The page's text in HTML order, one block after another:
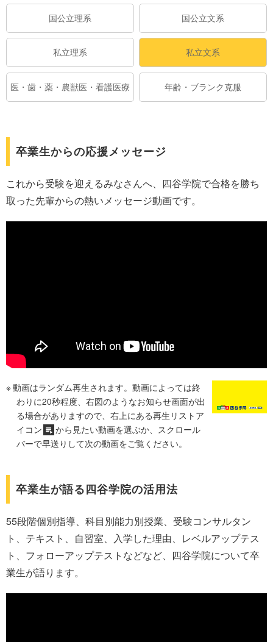
国公立理系 国公立文系
私立理系 私立文系
医・歯・薬・農獣医・看護医療 年齢・ブランク克服
卒業生からの応援メッセージ
これから受験を迎えるみなさんへ、四谷学院で合格を勝ち
取った先輩からの熱いメッセージ動画です。
動画はランダム再生されます。動画によっては終
わりに20秒程度、右図のようなお知らせ画面が出
る場合がありますので、右上にある再生リストア
イコン
から見たい動画を選ぶか、スクロール
バーで早送りして次の動画をご覧ください。
卒業生が語る四谷学院の活用法
55段階個別指導、科目別能力別授業、受験コンサルタン
ト、テキスト、自習室、入学した理由、レベルアップテス
ト、フォローアップテストなどなど、四谷学院について卒
業生が語ります。